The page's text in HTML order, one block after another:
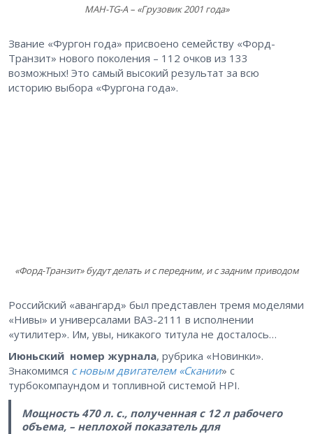
МАН-TG-A – «Грузовик 2001 года»
Звание «Фургон года» присвоено семейству «Форд-
Транзит» нового поколения – 112 очков из 133
возможных! Это самый высокий результат за всю
историю выбора «Фургона года».
«Форд-Транзит» будут делать и с передним, и с задним приводом
Российский «авангард» был представлен тремя моделями
«Нивы» и универсалами ВАЗ-2111 в исполнении
«утилитер». Им, увы, никакого титула не досталось…
Июньский номер журнала, рубрика «Новинки».
Знакомимся с новым двигателем «Скании» с
турбокомпаундом и топливной системой HPI.
Мощность 470 л. с., полученная с 12 л рабочего
объема, – неплохой показатель для